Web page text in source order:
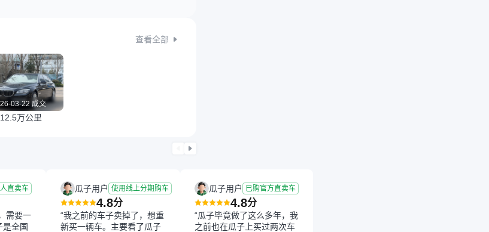
查看全部
03-22 成交
12.5万公里
直卖车
需要一
是全国
瓜子用户 使用线上分期购车
4.8分
“我之前的车子卖掉了，想重
新买一辆车。主要看了瓜子
瓜子用户 已购官方直卖车
4.8分
“瓜子毕竟做了这么多年，我
之前也在瓜子上买过两次车